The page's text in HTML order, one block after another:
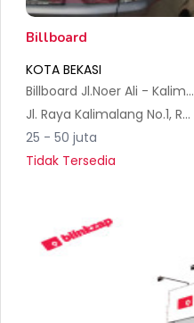
Billboard
KOTA BEKASI
Billboard Jl.Noer Ali - Kalimalang, dekat McD
Jl. Raya Kalimalang No.1, RT.005/RW.002, Duren Sawit, Kec. Bekasi Sel., Kota Bks, Jawa Barat 17144, Indonesia
25 - 50 juta
Tidak Tersedia